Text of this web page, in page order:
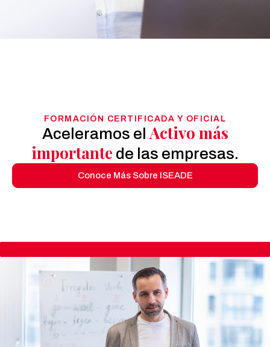
FORMACIÓN CERTIFICADA Y OFICIAL
Aceleramos el Activo más
importante de las empresas.
Conoce Más Sobre ISEADE